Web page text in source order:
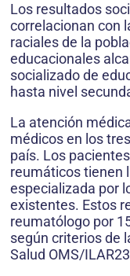
Los resultados
correlacionan con
raciales de la
educacionales
socializado de
hasta nivel
La atención
médicos en los
país. Los
reumáticos tienen
especializada por
existentes. Estos
reumatólogo por
según criterios de
Salud OMS/